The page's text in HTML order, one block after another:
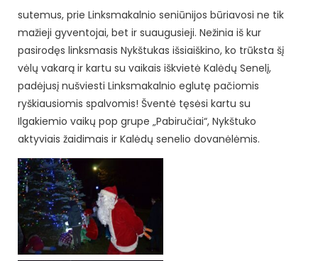
sutemus, prie Linksmakalnio seniūnijos būriavosi ne tik
mažieji gyventojai, bet ir suaugusieji. Nežinia iš kur
pasirodęs linksmasis Nykštukas išsiaiškino, ko trūksta šį
vėlų vakarą ir kartu su vaikais iškvietė Kalėdų Senelį,
padėjusį nušviesti Linksmakalnio eglutę pačiomis
ryškiausiomis spalvomis! Šventė tęsėsi kartu su
Ilgakiemio vaikų pop grupe „Pabiručiai“, Nykštuko
aktyviais žaidimais ir Kalėdų senelio dovanėlėmis.